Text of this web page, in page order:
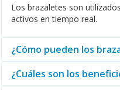
Al adquirir brazaletes, su
pedido hoy mismo y dé el
Los brazaletes son
activos en tiempo real.
¿Cómo pueden los
¿Cuáles son los